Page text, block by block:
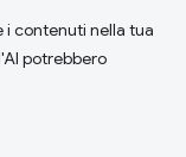
contenuti nella tua
potrebbero